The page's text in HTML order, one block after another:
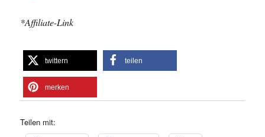
*Affiliate-Link
twittern teilen
merken
Teilen mit: